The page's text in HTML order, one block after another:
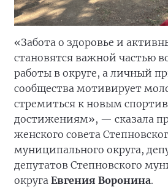
«Забота о здоровье и
становятся важной частью
работы в округе, а личный
сообщества мотивирует
стремиться к новым
достижениям», — сказала
женского совета
муниципального округа,
депутатов Степновского
округа Евгения Воронина.